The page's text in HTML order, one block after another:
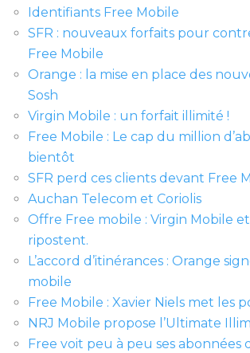
Identifiants Free Mobile
SFR : nouveaux forfaits pour
Free Mobile
Orange : la mise en place des
Sosh
Virgin Mobile : un forfait illimité !
Free Mobile : Le cap du million
bientôt
SFR perd ces clients devant Free
Auchan Telecom et Coriolis
Offre Free mobile : Virgin Mobile
ripostent.
L’accord d’itinérances : Orange
mobile
Free Mobile : Xavier Niels met les
NRJ Mobile propose l’Ultimate
Free voit peu à peu ses abonnées